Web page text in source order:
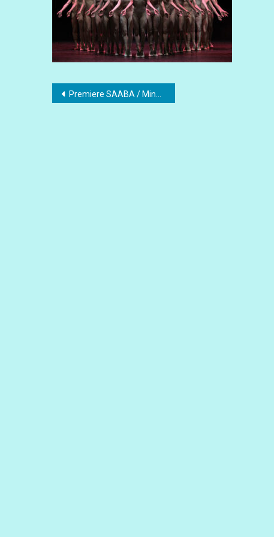
Beitragsnavigation
Premiere SAABA / Minus 16